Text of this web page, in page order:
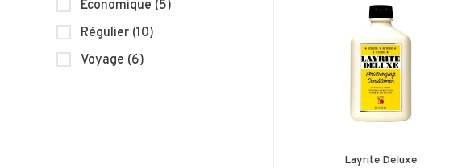
Économique (5)
Régulier (10)
Voyage (6)
Layrite Deluxe